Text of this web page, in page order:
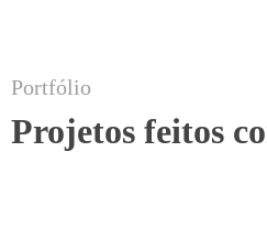
Portfólio
Projetos feitos